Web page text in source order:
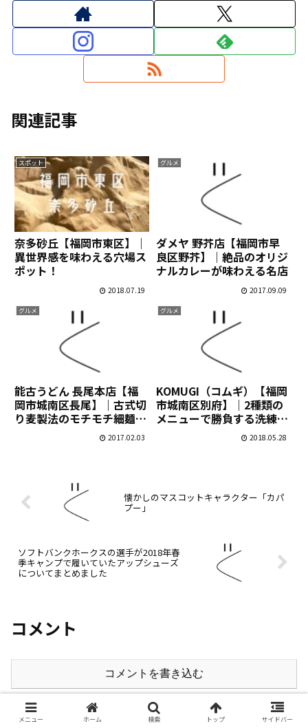
関連記事
スポット
奈多砂丘【福岡市東区】｜
異世界感を味わえる穴場ス
ポット！
2018.07.19
グルメ
ダメヤ 野芥店【福岡市早
良区野芥】｜絶品のオリジ
ナルカレーが味わえる名店
2017.09.09
グルメ
能古うどん 長尾本店【福
岡市城南区長尾】｜古式切
り麦製法のモチモチ細麺が
2017.02.03
グルメ
KOMUGI（コムギ）【福岡
市城南区別府】｜2種類の
メニューで勝負する洗練さ
2018.05.28
懐かしのマスコットキャラクター「カパ
プー」
ソフトバンクホークスの選手が2018年春
季キャンプで履いていたアップシューズ
についてまとめました
コメント
コメントを書き込む
メニュー ホーム 検索 トップ サイドバー